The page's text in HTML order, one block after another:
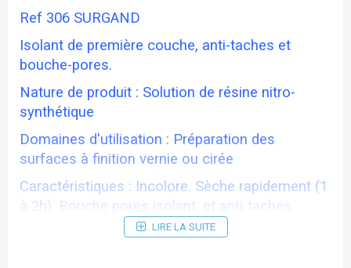
Ref 306 SURGAND
Isolant de première couche, anti-taches et
bouche-pores.
Nature de produit : Solution de résine nitro-
synthétique
Domaines d'utilisation : Préparation des
surfaces à finition vernie ou cirée
Caractéristiques : Incolore. Sèche rapidement (1
à 2h). Bouche pores isolant, et anti-taches.
Adhère sur tous les bois, Novoplan ou autres
LIRE LA SUITE